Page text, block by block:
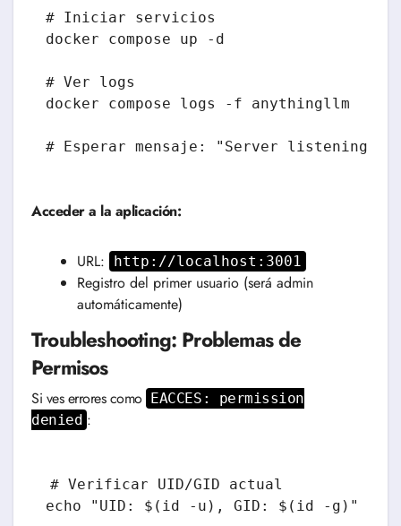
# Iniciar servicios
docker compose up -d
# Ver logs
docker compose logs -f anythingllm
Acceder a la aplicación:
URL: http://localhost:3001
Registro del primer usuario (será admin
automáticamente)
Troubleshooting: Problemas de
Permisos
Si ves errores como EACCES: permission
denied :
# Verificar UID/GID actual
echo "UID: $(id -u), GID: $(id -g)"